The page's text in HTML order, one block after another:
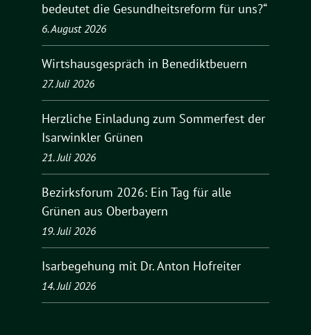
bedeutet die Gesundheitsreform für uns?“
6. August 2026
Wirtshausgespräch in Benediktbeuern
27. Juli 2026
Herzliche Einladung zum Sommerfest der
Isarwinkler Grünen
21. Juli 2026
Bezirksforum 2026: Ein Tag für alle
Grünen aus Oberbayern
19. Juli 2026
Isarbegehung mit Dr. Anton Hofreiter
14. Juli 2026